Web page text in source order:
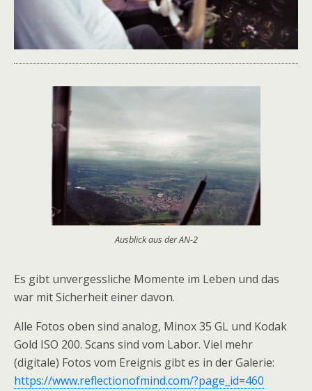
Ausblick aus der AN-2
Es gibt unvergessliche Momente im Leben und das
war mit Sicherheit einer davon.
Alle Fotos oben sind analog, Minox 35 GL und Kodak
Gold ISO 200. Scans sind vom Labor. Viel mehr
(digitale) Fotos vom Ereignis gibt es in der Galerie:
https://www.reflectionofmind.com/?page_id=460